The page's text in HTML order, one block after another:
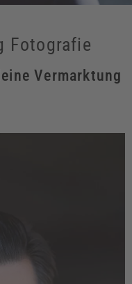
Fotografie
Vermarktung